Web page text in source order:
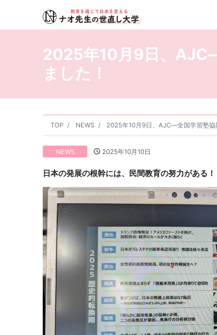
2025年10月9日、
ました！
TOP NEWS 2025年10月9日、AJC―全国学習塾協
NEWS 2025年10月10日
日本の発展の根幹には、民間教育の努力がある！